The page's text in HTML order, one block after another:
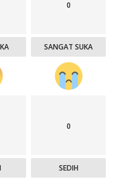
0
SANGAT SUKA
0
SEDIH